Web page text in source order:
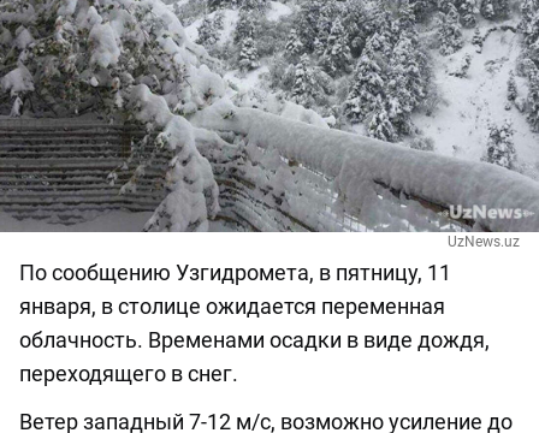
UzNews.uz
По сообщению Узгидромета, в пятницу, 11
января, в столице ожидается переменная
облачность. Временами осадки в виде дождя,
переходящего в снег.
Ветер западный 7-12 м/с, возможно усиление до